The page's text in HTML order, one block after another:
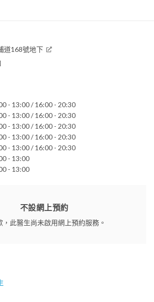
道168號地下
- 13:00 / 16:00 - 20:30
- 13:00 / 16:00 - 20:30
- 13:00 / 16:00 - 20:30
- 13:00 / 16:00 - 20:30
- 13:00 / 16:00 - 20:30
- 13:00
- 13:00
不設網上預約
，此醫生尚未啟用網上預約服務。